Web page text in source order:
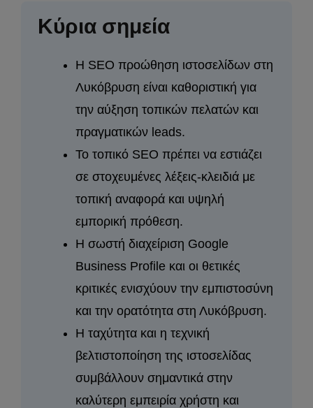
Κύρια σημεία
Η SEO προώθηση ιστοσελίδων στη
Λυκόβρυση είναι καθοριστική για
την αύξηση τοπικών πελατών και
πραγματικών leads.
Το τοπικό SEO πρέπει να εστιάζει
σε στοχευμένες λέξεις-κλειδιά με
τοπική αναφορά και υψηλή
εμπορική πρόθεση.
Η σωστή διαχείριση Google
Business Profile και οι θετικές
κριτικές ενισχύουν την εμπιστοσύνη
και την ορατότητα στη Λυκόβρυση.
Η ταχύτητα και η τεχνική
βελτιστοποίηση της ιστοσελίδας
συμβάλλουν σημαντικά στην
καλύτερη εμπειρία χρήστη και